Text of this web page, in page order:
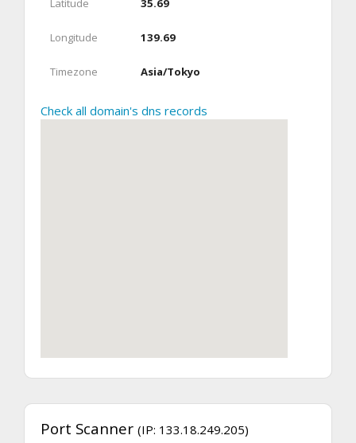
Latitude 35.69
Longitude 139.69
Timezone Asia/Tokyo
Check all domain's dns records
Port Scanner (IP: 133.18.249.205)